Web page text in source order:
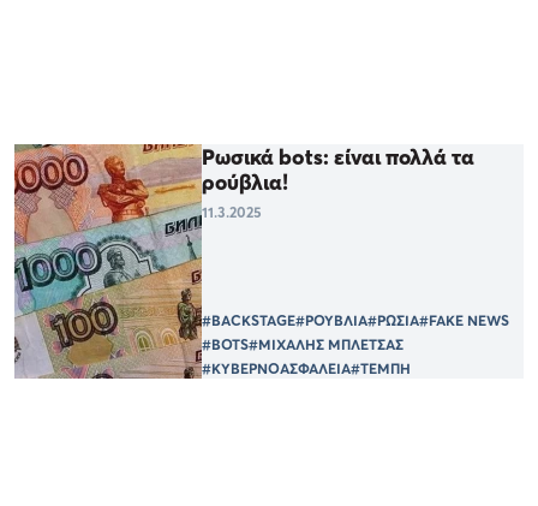
Ρωσικά bots: είναι πολλά τα
ρούβλια!
11.3.2025
#BACKSTAGE#ΡΟΥΒΛΙΑ#ΡΩΣΙΑ#FAKE NEWS
#BOTS#ΜΙΧΑΛΗΣ ΜΠΛΕΤΣΑΣ
#ΚΥΒΕΡΝΟΑΣΦΑΛΕΙΑ#ΤΕΜΠΗ